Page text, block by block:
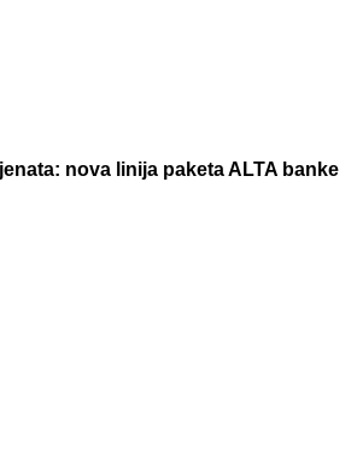
nova linija paketa ALTA banke